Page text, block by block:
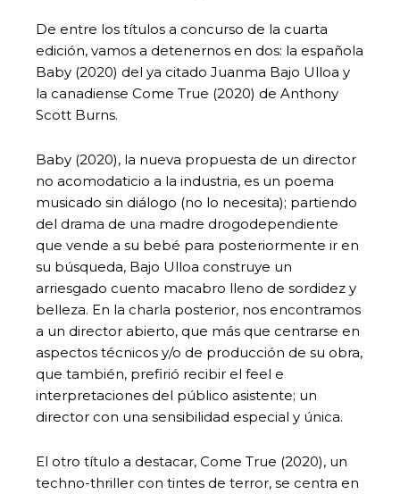
De entre los títulos a concurso de la cuarta
edición, vamos a detenernos en dos: la española
Baby (2020) del ya citado Juanma Bajo Ulloa y
la canadiense Come True (2020) de Anthony
Scott Burns.
Baby (2020), la nueva propuesta de un director
no acomodaticio a la industria, es un poema
musicado sin diálogo (no lo necesita); partiendo
del drama de una madre drogodependiente
que vende a su bebé para posteriormente ir en
su búsqueda, Bajo Ulloa construye un
arriesgado cuento macabro lleno de sordidez y
belleza. En la charla posterior, nos encontramos
a un director abierto, que más que centrarse en
aspectos técnicos y/o de producción de su obra,
que también, prefirió recibir el feel e
interpretaciones del público asistente; un
director con una sensibilidad especial y única.
El otro título a destacar, Come True (2020), un
techno-thriller con tintes de terror, se centra en